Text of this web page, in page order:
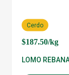
$187.50/kg
Cerdo
LOMO